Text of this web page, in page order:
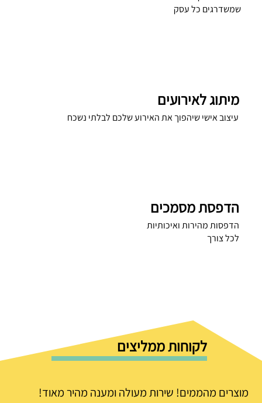
שמשדרגים כל עסק
מיתוג לאירועים
עיצוב אישי שיהפוך את האירוע שלכם לבלתי נשכח
הדפסת מסמכים
הדפסות מהירות ואיכותיות
לכל צורך
לקוחות ממליצים
מוצרים מהממים! שירות מעולה ומענה מהיר מאוד!